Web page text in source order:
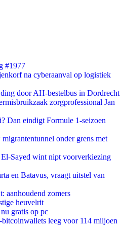
#1977
na cyberaanval op logistiek
door AH-bestelbus in Dordrecht
zorgprofessional Jan
Dan eindigt Formule 1-seizoen
onder grens met
El-Sayed wint nipt voorverkiezing
en Batavus, vraagt uitstel van
aanhoudend zomers
heuvelrit
gratis op pc
leeg voor 114 miljoen